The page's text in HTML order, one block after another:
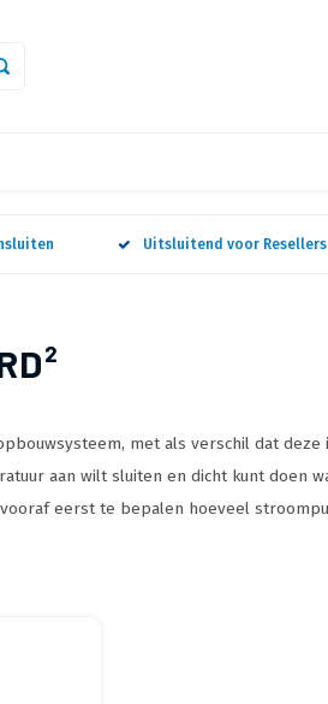
Uitsluitend voor
met als verschil dat
aan wilt sluiten en dicht kunt doen
eerst te bepalen hoeveel